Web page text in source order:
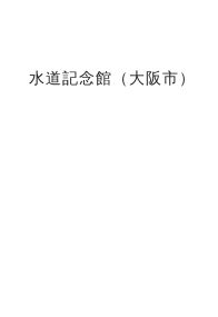
水道記念館（大阪市）